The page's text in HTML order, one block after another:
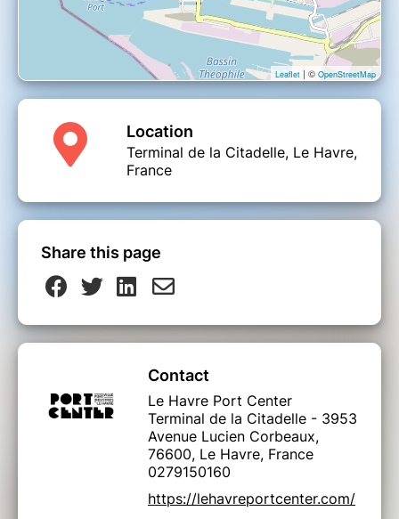
Leaflet | © OpenStreetMap
Location
Terminal de la Citadelle, Le Havre,
France
Share this page
Contact
Le Havre Port Center
Terminal de la Citadelle - 3953
Avenue Lucien Corbeaux,
76600, Le Havre, France
0279150160
https://lehavreportcenter.com/